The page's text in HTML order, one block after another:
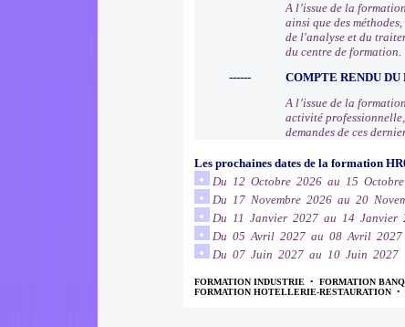
A l’issue de la
ainsi que des
de l'analyse et du
du centre de formation.
------
COMPTE RENDU DU
A l’issue de la
activité
demandes de ces
Les prochaines dates de la formation
Du 12 Octobre 2026 au 15
Du 17 Novembre 2026 au 20
Du 11 Janvier 2027 au 14 Janvier
Du 05 Avril 2027 au 08 Avril 2027
Du 07 Juin 2027 au 10 Juin 2027
FORMATION INDUSTRIE • FORMATION
FORMATION HOTELLERIE-RESTAURATION •